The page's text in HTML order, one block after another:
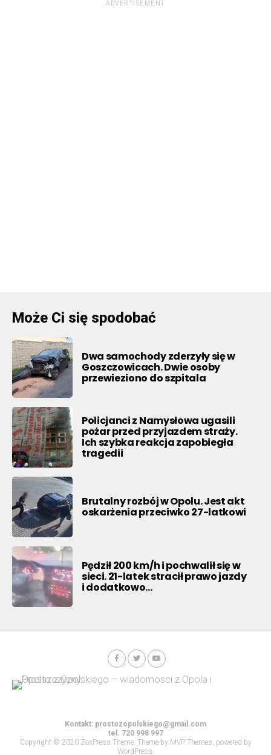
ADVERTISEMENT
Może Ci się spodobać
Dwa samochody zderzyły się w
Goszczowicach. Dwie osoby
przewieziono do szpitala
Policjanci z Namysłowa ugasili
pożar przed przyjazdem straży.
Ich szybka reakcja zapobiegła
tragedii
Brutalny rozbój w Opolu. Jest akt
oskarżenia przeciwko 27-latkowi
Pędził 200 km/h i pochwalił się w
sieci. 21-latek stracił prawo jazdy
i dodatkowo…
Kontakt: prostozopolskiego@gmail.com
tel. 720 998 997
Copyright © 2020 ZoxPress Theme. Theme by MVP Themes, powered by
WordPress.